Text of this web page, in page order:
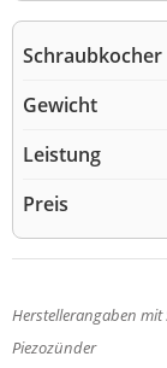
Herstellerangaben
Piezozünder